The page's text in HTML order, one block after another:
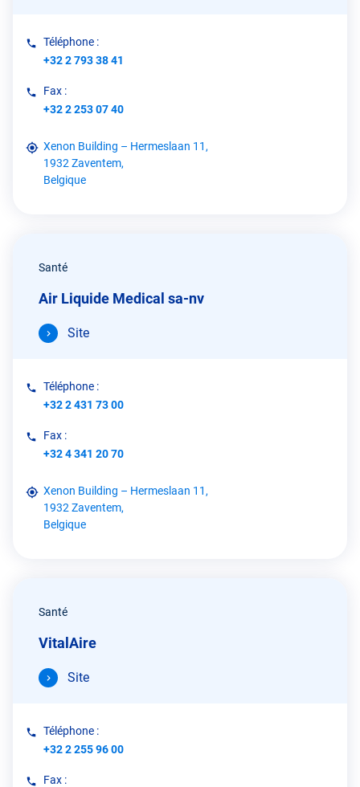
Téléphone :
+32 2 793 38 41
Fax :
+32 2 253 07 40
Xenon Building – Hermeslaan 11,
1932 Zaventem,
Belgique
Santé
Air Liquide Medical sa-nv
Site
Téléphone :
+32 2 431 73 00
Fax :
+32 4 341 20 70
Xenon Building – Hermeslaan 11,
1932 Zaventem,
Belgique
Santé
VitalAire
Site
Téléphone :
+32 2 255 96 00
Fax :